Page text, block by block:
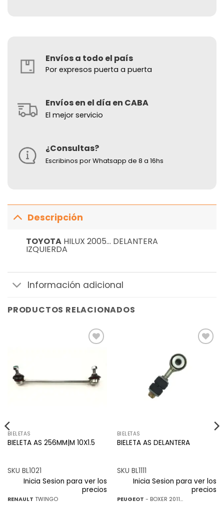
Envíos a todo el país
Por expresos puerta a puerta
Envíos en el día en CABA
El mejor servicio
¿Consultas?
Escribinos por Whatsapp de 8 a 16hs
Descripción
TOYOTAHILUX 2005… DELANTERA
IZQUIERDA
Información adicional
PRODUCTOS RELACIONADOS
lista de
deseos
BIELETAS
BIELETA AS 256MM|M 10X1.5
SKU BL1021
Inicia Sesion para ver los
precios
RENAULT TWINGO
BIELETAS
BIELETA AS DELANTERA
SKU BL1111
Inicia Sesion para ver los
precios
PEUGEOT - BOXER 2011...